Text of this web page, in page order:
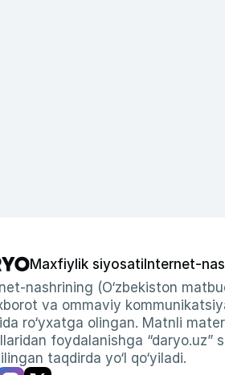
Maxfiylik siyosati Internet-
nashrining (O‘zbekiston
va ommaviy
ro‘yxatga olingan. Matnli
foydalanishga “daryo.uz”
taqdirda yo‘l qo‘yiladi.